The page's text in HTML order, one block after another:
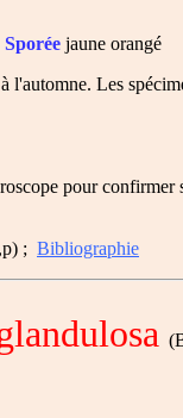
Sporée jaune orangé
Les
pour
; Bibliographie